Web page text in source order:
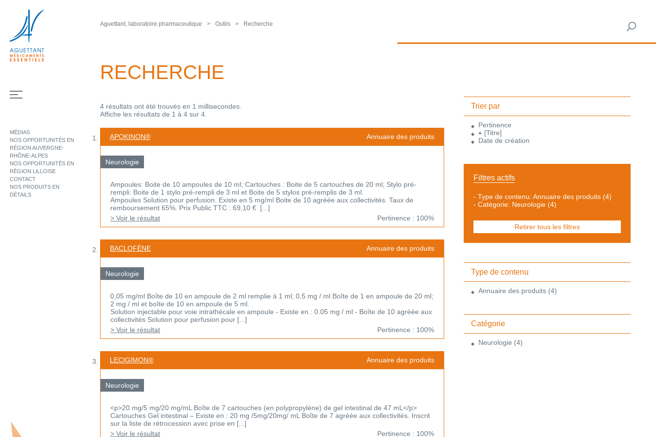
MÉDIAS
NOS OPPORTUNITÉS EN
RÉGION AUVERGNE-
RHÔNE-ALPES
NOS OPPORTUNITÉS EN
RÉGION LILLOISE
CONTACT
NOS PRODUITS EN
DÉTAILS
Aguettant, laboratoire pharmaceutique Outils Recherche
RECHERCHE
4 résultats ont été trouvés en 1 millisecondes.
Affiche les résultats de 1 à 4 sur 4.
APOKINON® Annuaire des produits
Neurologie
Ampoules: Boite de 10 ampoules de 10 ml; Cartouches : Boite de 5 cartouches de 20 ml; Stylo pré-
rempli: Boite de 1 stylo pré-rempli de 3 ml et Boite de 5 stylos pré-remplis de 3 ml.
Ampoules Solution pour perfusion. Existe en 5 mg/ml Boite de 10 agréée aux collectivités. Taux de
remboursement 65%. Prix Public TTC : 69,10 € [...]
> Voir le résultat
Pertinence : 100%
BACLOFÈNE Annuaire des produits
Neurologie
0,05 mg/ml Boîte de 10 en ampoule de 2 ml remplie à 1 ml; 0,5 mg / ml Boîte de 1 en ampoule de 20 ml;
2 mg / ml et boîte de 10 en ampoule de 5 ml.
Solution injectable pour voie intrathécale en ampoule - Existe en : 0.05 mg / ml - Boîte de 10 agréée aux
collectivités Solution pour perfusion pour [...]
> Voir le résultat
Pertinence : 100%
LECIGIMON® Annuaire des produits
Neurologie
<p>20 mg/5 mg/20 mg/mL Boîte de 7 cartouches (en polypropylène) de gel intestinal de 47 mL</p>
Cartouches Gel intestinal – Existe en : 20 mg /5mg/20mg/ mL Boîte de 7 agréée aux collectivités. Inscrit
sur la liste de rétrocession avec prise en [...]
> Voir le résultat
Pertinence : 100%
Trier par
Pertinence
[Titre]
Date de création
Filtres actifs
- Type de contenu: Annuaire des produits (4)
- Catégorie: Neurologie (4)
Retirer tous les filtres
Type de contenu
Annuaire des produits (4)
Catégorie
Neurologie (4)